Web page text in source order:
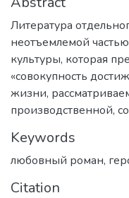
Литература
неотъемлемой
культуры, которая
«совокупность
жизни,
производственной,
Keywords
любовный роман,
Citation